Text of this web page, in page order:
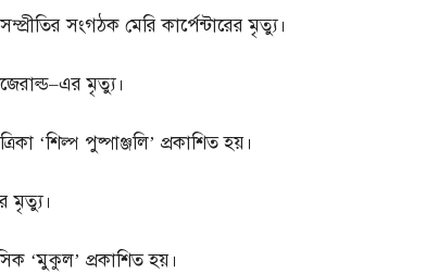
সংগঠক মেরি কার্পেন্টারের মৃত্যু।
–এর মৃত্যু।
‘শিল্প পুষ্পাঞ্জলি’ প্রকাশিত হয়।
র মৃত্যু।
‘মুকুল’ প্রকাশিত হয়।